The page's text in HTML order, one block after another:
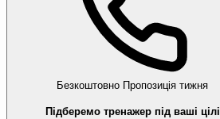
Безкоштовно Пропозиція тижня
Підберемо тренажер під ваші цілі